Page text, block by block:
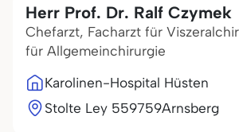
Herr Prof. Dr. Ralf Czymek
Chefarzt, Facharzt für
für Allgemeinchirurgie
Karolinen-Hospital Hüsten
Stolte Ley 559759Arnsberg